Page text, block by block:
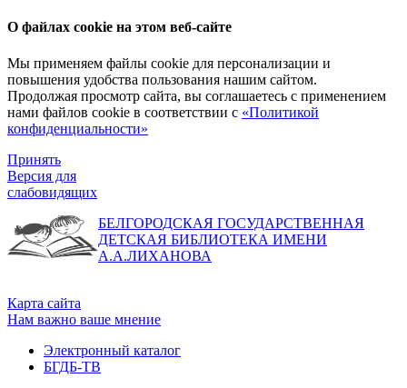
О файлах cookie на этом веб-сайте
Мы применяем файлы cookie для персонализации и
повышения удобства пользования нашим сайтом.
Продолжая просмотр сайта, вы соглашаетесь с применением
нами файлов cookie в соответствии с «Политикой
конфиденциальности»
Принять
Версия для
слабовидящих
БЕЛГОРОДСКАЯ ГОСУДАРСТВЕННАЯ
ДЕТСКАЯ БИБЛИОТЕКА ИМЕНИ
А.А.ЛИХАНОВА
Карта сайта
Нам важно ваше мнение
Электронный каталог
БГДБ-ТВ